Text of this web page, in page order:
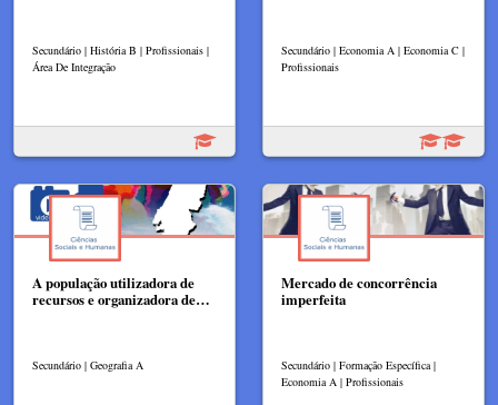
Secundário | História B | Profissionais |
Área De Integração
Secundário | Economia A | Economia C |
Profissionais
A população utilizadora de
recursos e organizadora de…
Secundário | Geografia A
Mercado de concorrência
imperfeita
Secundário | Formação Específica |
Economia A | Profissionais